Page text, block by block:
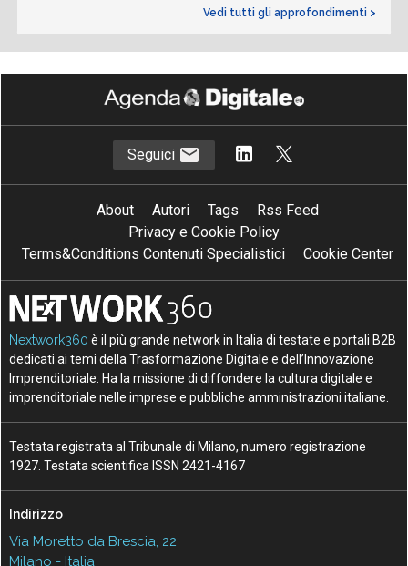
Vedi tutti gli approfondimenti >
Seguici
About Autori Tags
Rss Feed
Privacy e Cookie Policy
Terms&Conditions Contenuti Specialistici
Cookie Center
Nextwork360 è il più grande network in Italia di testate e portali B2B
dedicati ai temi della Trasformazione Digitale e dell’Innovazione
Imprenditoriale. Ha la missione di diffondere la cultura digitale e
imprenditoriale nelle imprese e pubbliche amministrazioni italiane.
Testata registrata al Tribunale di Milano, numero registrazione
1927. Testata scientifica ISSN 2421-4167
Indirizzo
Via Moretto da Brescia, 22
Milano - Italia